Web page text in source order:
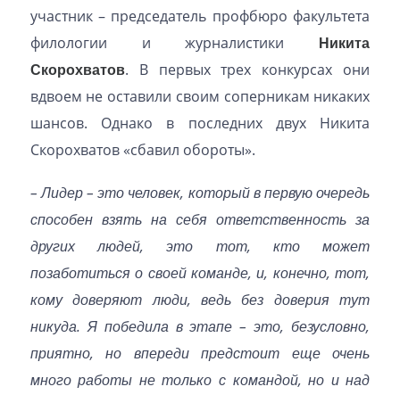
участник – председатель профбюро факультета
филологии и журналистики Никита
Скорохватов. В первых трех конкурсах они
вдвоем не оставили своим соперникам никаких
шансов. Однако в последних двух Никита
Скорохватов «сбавил обороты».
– Лидер – это человек, который в первую очередь
способен взять на себя ответственность за
других людей, это тот, кто может
позаботиться о своей команде, и, конечно, тот,
кому доверяют люди, ведь без доверия тут
никуда. Я победила в этапе – это, безусловно,
приятно, но впереди предстоит еще очень
много работы не только с командой, но и над